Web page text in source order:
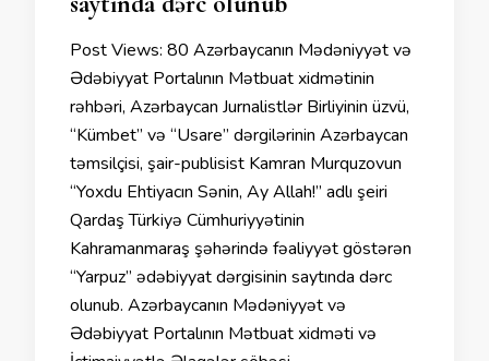
Post Views: 80 Azərbaycanın Mədəniyyət və
Ədəbiyyat Portalının Mətbuat xidmətinin
rəhbəri, Azərbaycan Jurnalistlər Birliyinin üzvü,
“Kümbet” və “Usare” dərgilərinin Azərbaycan
təmsilçisi, şair-publisist Kamran Murquzovun
“Yoxdu Ehtiyacın Sənin, Ay Allah!” adlı şeiri
Qardaş Türkiyə Cümhuriyyətinin
Kahramanmaraş şəhərində fəaliyyət göstərən
“Yarpuz” ədəbiyyat dərgisinin saytında dərc
olunub. Azərbaycanın Mədəniyyət və
Ədəbiyyat Portalının Mətbuat xidməti və